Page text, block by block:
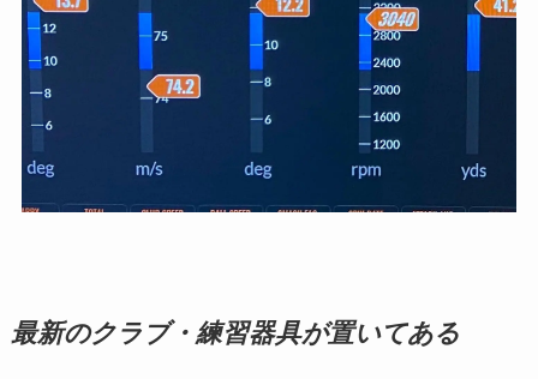
最新のクラブ・練習器具が置いてある